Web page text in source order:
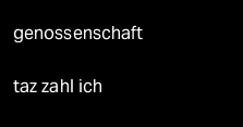
genossenschaft
taz zahl ich